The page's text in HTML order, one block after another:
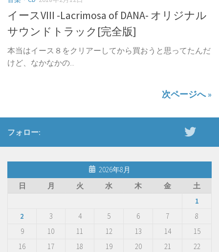
イースVIII -Lacrimosa of DANA- オリジナル
サウンドトラック[完全版]
本当はイース８をクリアーしてから買おうと思ってたんだ
けど、なかなかの...
次ページへ »
フォロー:
2026年8月
日
月 火 水 木 金
土
1
2
3 4 5 6 7
8
9
10 11 12 13 14
15
16
17 18 19 20 21
22